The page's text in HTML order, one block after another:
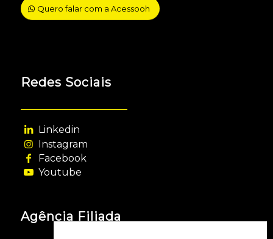
Quero falar com a Acessooh
Redes Sociais
Linkedin
Instagram
Facebook
Youtube
Agência Filiada